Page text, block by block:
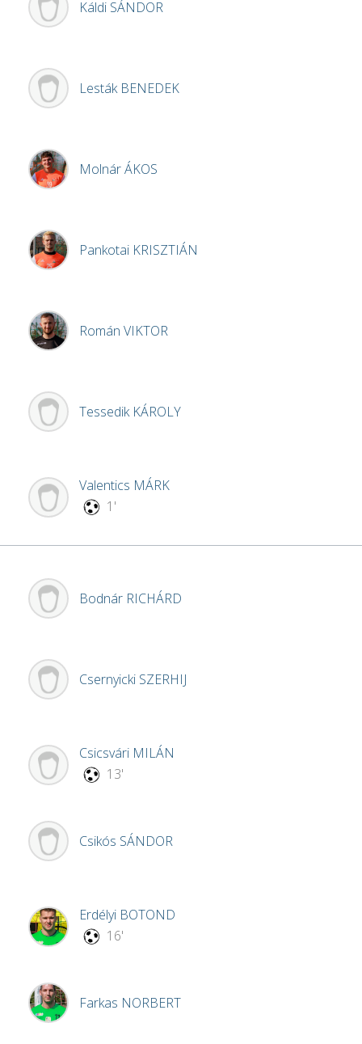
Káldi SÁNDOR
Lesták BENEDEK
MolnárÁKOS
Pankotai KRISZTIÁN
Román VIKTOR
Tessedik KÁROLY
Valentics MÁRK
1'
Bodnár RICHÁRD
Csernyicki SZERHIJ
Csicsvári MILÁN
13'
Csikós SÁNDOR
Erdélyi BOTOND
16'
Farkas NORBERT